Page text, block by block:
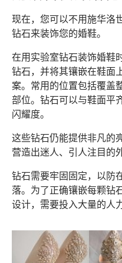
现在，您可以不用施华洛
钻石来装饰您的婚鞋。
在用实验室钻石装饰婚鞋
钻石，并将其镶嵌在鞋面
案。常用的位置包括覆盖
部位。钻石可以与鞋面平
闪耀度。
这些钻石仍能提供非凡的
营造出迷人、引人注目的
钻石需要牢固固定，以防
落。为了正确镶嵌每颗钻
设计，需要投入大量的人